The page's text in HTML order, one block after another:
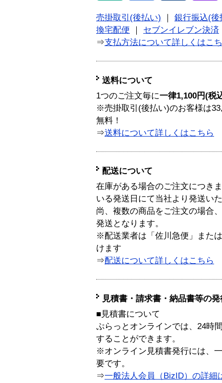
売掛取引(後払い)
銀行振込(後
換宅配便
セブンイレブン決済
⇒支払方法について詳しくはこ
送料について
1つのご注文毎に一律1,100円(税
※売掛取引(後払い)のお客様は
無料！
⇒送料について詳しくはこちら
配送について
在庫がある場合のご注文につき
いる発送日にて当社より発送い
尚、複数の商品をご注文の場合
発送となります。
※配送業者は「佐川急便」また
けます
⇒配送について詳しくはこちら
見積書・請求書・納品書等の
■見積書について
ぷらっとオンラインでは、24時
することができます。
※オンライン見積書発行には、
要です。
⇒一般法人会員（BizID）の詳細